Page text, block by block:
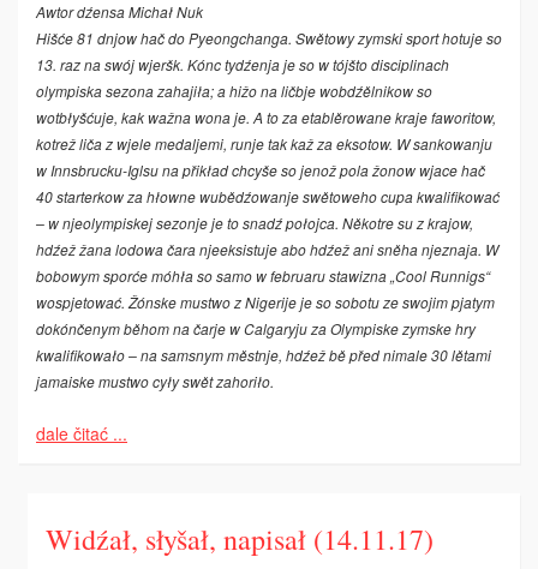
Awtor dźensa Michał Nuk
Hišće 81 dnjow hač do Pyeongchanga. Swětowy zymski sport hotuje so
13. raz na swój wjeršk. Kónc tydźenja je so w tójšto disciplinach
olympiska sezona zahajiła; a hižo na ličbje wobdźělnikow so
wotbłyšćuje, kak wažna wona je. A to za etablěrowane kraje fa­woritow,
kotrež liča z wjele medaljemi, runje­ tak kaž za eksotow. W sankowanju
w Inns­brucku-Iglsu na přikład chcyše so jenož pola žonow wjace hač
40 starterkow za hłowne wubědźowanje swětoweho cupa kwalifikować
– w njeolympiskej sezonje je to snadź połojca. Někotre su z krajow,
hdźež žana lodowa čara nje­eksistuje abo hdźež ani sněha njeznaja. W
bobowym sporće móhła so samo w februaru stawi­zna „Cool Runnigs“
wospjetować. Žónske mustwo z Nigerije je so sobotu ze swojim pjatym
dokónčenym běhom na čarje w Calgaryju za Olympiske zymske hry
kwalifikowało – na samsnym městnje, hdźež bě před nimale 30 lětami
jamaiske mustwo cyły swět zahoriło.
dale čitać ...
Widźał, słyšał, napisał (14.11.17)